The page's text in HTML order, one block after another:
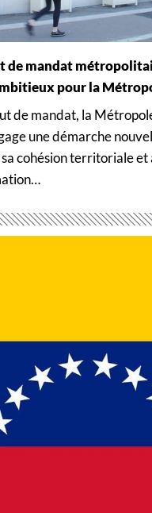
de mandat
pour la
de mandat, la
une démarche
cohésion territoriale et